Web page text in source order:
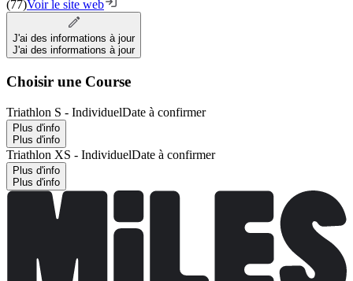
(77)Voir le site web
J'ai des informations à jour
J'ai des informations à jour
Choisir une Course
Triathlon S - IndividuelDate à confirmer
Plus d'info
Plus d'info
Triathlon XS - IndividuelDate à confirmer
Plus d'info
Plus d'info